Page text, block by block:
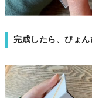
完成したら、ぴょ